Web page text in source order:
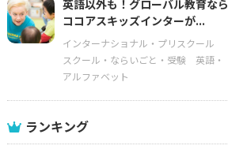
英語以外も！グローバル教育なら
ココアスキッズインターが...
インターナショナル・プリスクール
スクール・ならいごと・受験
英語・
アルファベット
ランキング